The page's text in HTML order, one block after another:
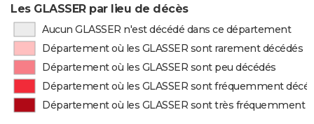
Les GLASSER par lieu de décès
Aucun GLASSER n'est décédé dans ce département
Département où les GLASSER sont rarement décédés
Département où les GLASSER sont peu décédés
Département où les GLASSER sont fréquemment
Département où les GLASSER sont très fréquemment